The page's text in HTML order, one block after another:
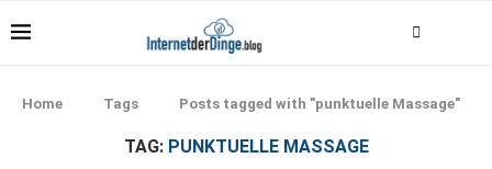
Home Tags Posts tagged with "punktuelle Massage"
TAG: PUNKTUELLE MASSAGE